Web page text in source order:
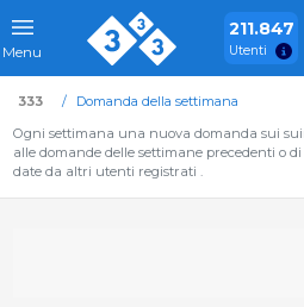
Menu
211.847
Utenti
333
Domanda della settimana
Ogni settimana una nuova domanda sui
alle domande delle settimane precedenti o
date da altri utenti registrati .